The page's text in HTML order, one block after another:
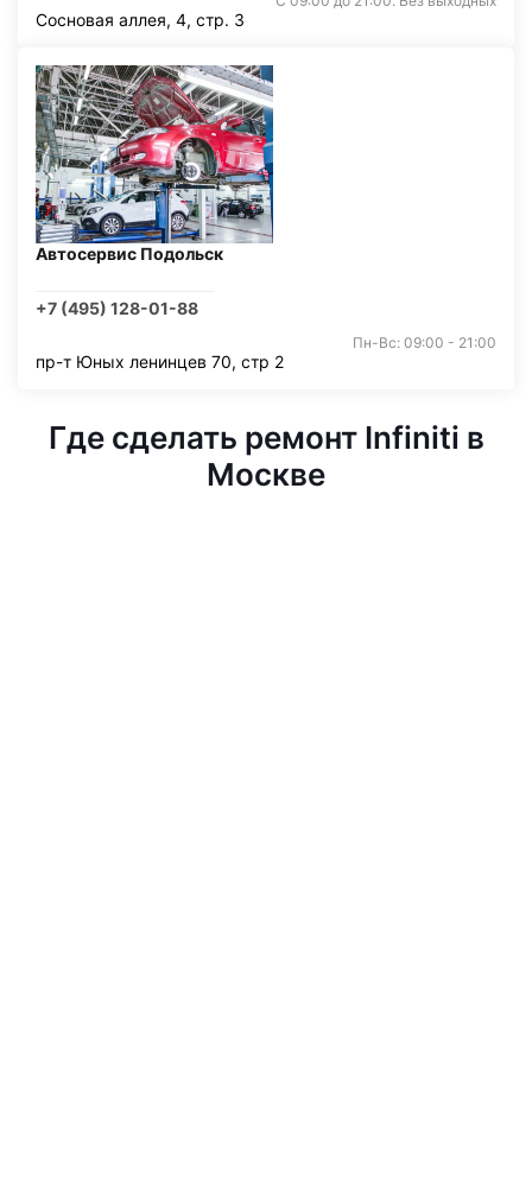
Сосновая аллея, 4, стр. 3
Автосервис Подольск
+7 (495) 128-01-88
Пн-Вс: 09:00 - 21:00
пр-т Юных ленинцев 70, стр 2
Где сделать ремонт Infiniti в
Москве